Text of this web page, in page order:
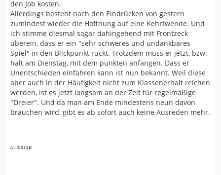
den Job kosten.
Allerdings besteht nach den Eindrücken von gestern
zumindest wieder die Hoffnung auf eine Kehrtwende. Und
ich stimme diesmal sogar dahingehend mit Frontzeck
überein, dass er ein "sehr schweres und undankbares
Spiel" in den Blickpunkt rückt. Trotzdem muss er jetzt, bzw.
halt am Dienstag, mit dem punkten anfangen. Dass er
Unentschieden einfahren kann ist nun bekannt. Weil diese
aber auch in der Häufigkeit nicht zum Klassenerhalt reichen
werden, ist es jetzt langsam an der Zeit für regelmäßige
"Dreier". Und da man am Ende mindestens neun davon
brauchen wird, gibt es ab sofort auch keine Ausreden mehr.